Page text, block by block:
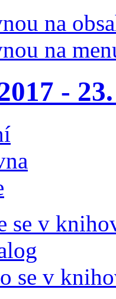
na
na
-
se v
se v